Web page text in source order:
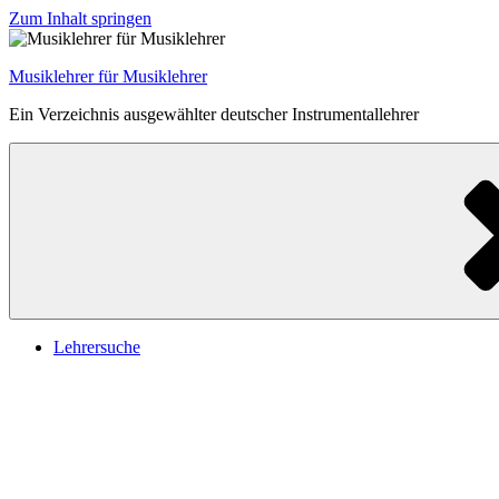
Zum Inhalt springen
Musiklehrer für Musiklehrer
Ein Verzeichnis ausgewählter deutscher Instrumentallehrer
Lehrersuche